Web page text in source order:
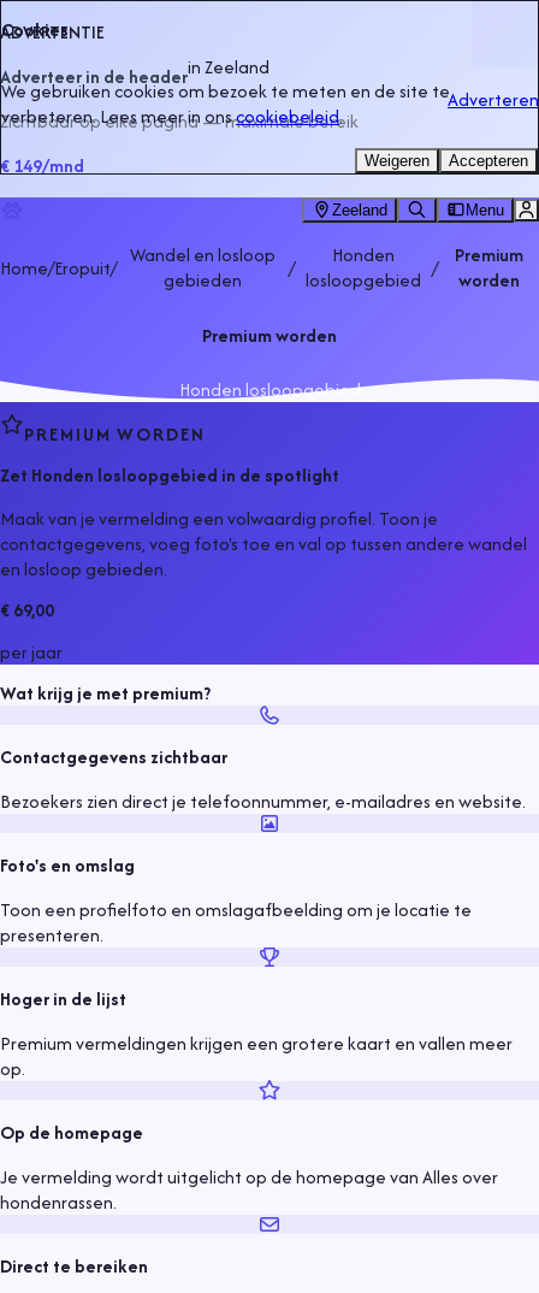
ADVERTENTIE
Adverteer in de headerinZeeland
Zichtbaar op elke pagina — maximale bereik
€ 149/mnd
Adverteren
Zeeland Menu
Home/Eropuit/ Wandel en losloop
gebieden
/
Honden
losloopgebied /
Premium
worden
Premium worden
Honden losloopgebied
PREMIUM WORDEN
Zet Honden losloopgebied in de spotlight
Maak van je vermelding een volwaardig profiel. Toon je
contactgegevens, voeg foto's toe en val op tussen anderewandel
en losloop gebieden.
€ 69,00
per jaar
Wat krijg je met premium?
Contactgegevens zichtbaar
Bezoekers zien direct je telefoonnummer, e-mailadres en website.
Foto's en omslag
Toon een profielfoto en omslagafbeelding om je locatie te
presenteren.
Hoger in de lijst
Premium vermeldingen krijgen een grotere kaart en vallen meer
op.
Op de homepage
Je vermelding wordt uitgelicht op de homepage van Alles over
hondenrassen.
Direct te bereiken
Cookies
We gebruiken cookies om bezoek te meten en de site te
verbeteren. Lees meer in onscookiebeleid.
Weigeren Accepteren